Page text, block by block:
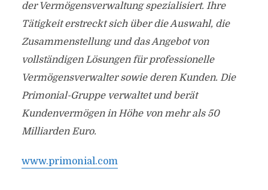
der Vermögensverwaltung spezialisiert. Ihre
Tätigkeit erstreckt sich über die Auswahl, die
Zusammenstellung und das Angebot von
vollständigen Lösungen für professionelle
Vermögensverwalter sowie deren Kunden. Die
Primonial-Gruppe verwaltet und berät
Kundenvermögen in Höhe von mehr als 50
Milliarden Euro.
www.primonial.com